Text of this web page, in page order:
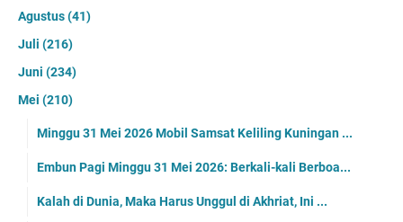
Agustus(41)
Juli (216)
Juni (234)
Mei (210)
Minggu 31 Mei 2026 Mobil Samsat Keliling Kuningan ...
Embun Pagi Minggu 31 Mei 2026: Berkali-kali Berboa...
Kalah di Dunia, Maka Harus Unggul di Akhriat, Ini ...